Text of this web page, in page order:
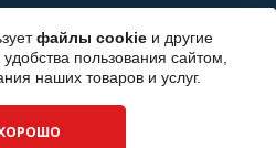
файлы cookieи другие
пользования сайтом,
наших товаров и услуг.